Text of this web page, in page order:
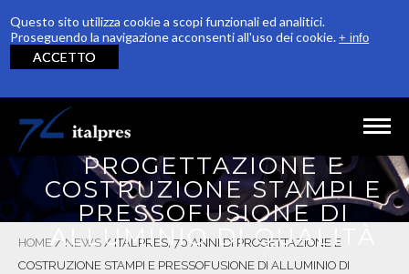
Questo sito utilizza cookie a scopi funzionali ed analitici.
Proseguendo la navigazione acconsenti all'uso dei cookie. + info
ACCETTO
Salta al contenuto principale
HOME
AZIENDA
PRODUZIONE
ITALPRES, 70 ANNI DI
PROGETTAZIONE E
COSTRUZIONE STAMPI E
PRESSOFUSIONE DI
ALLUMINIO DI QUALITÀ
HOME / NEWS / ITALPRES, 70 ANNI DI PROGETTAZIONE E
COSTRUZIONE STAMPI E PRESSOFUSIONE DI ALLUMINIO DI